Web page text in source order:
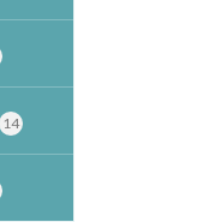
14